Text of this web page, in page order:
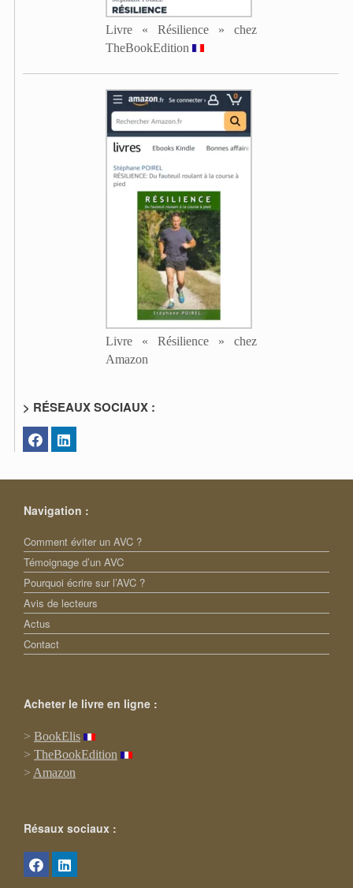
Livre « Résilience » chez
TheBookEdition
Livre « Résilience » chez
Amazon
> RÉSEAUX SOCIAUX :
Navigation :
Comment éviter un AVC ?
Témoignage d’un AVC
Pourquoi écrire sur l’AVC ?
Avis de lecteurs
Actus
Contact
Acheter le livre en ligne :
> BookElis
> TheBookEdition
> Amazon
Résaux sociaux :